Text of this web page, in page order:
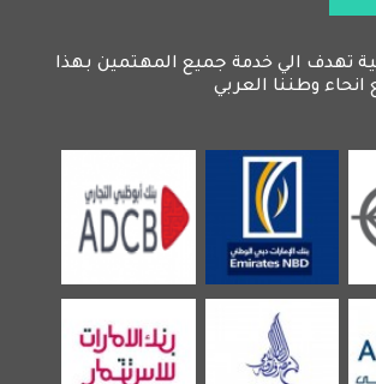
تهدف الي خدمة جميع المهتمين بهذا
وطننا العربي